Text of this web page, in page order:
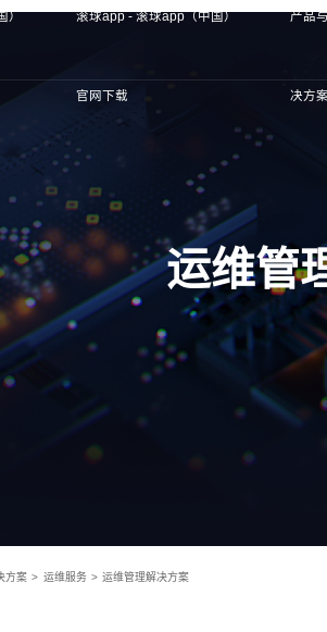
）
滚球app - 滚球app（中国）
官网下载
产品
决方案
运维管
方案 > 运维服务 > 运维管理解决方案